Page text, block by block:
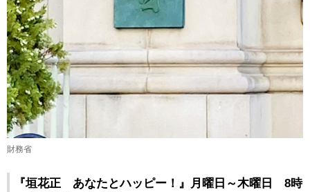
財務省
『垣花正 あなたとハッピー！』月曜日～木曜日 8時